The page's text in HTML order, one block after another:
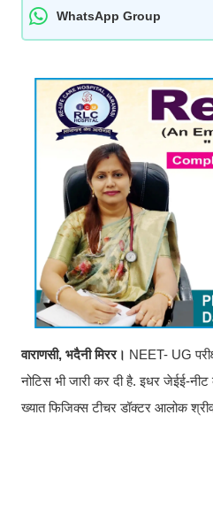
WhatsApp Group
वाराणसी, भदैनी मिरर। NEET- UG
नोटिस भी जारी कर दी है. इधर जेईई-
ख्यात फिजिक्स टीचर डॉक्टर आलोक